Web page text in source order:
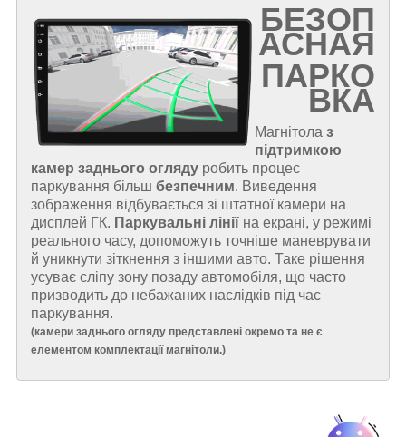
БЕЗОП
АСНАЯ
ПАРКО
ВКА
Магнітола з
підтримкою
камер заднього огляду робить процес
паркування більш безпечним. Виведення
зображення відбувається зі штатної камери на
дисплей ГК. Паркувальні лінії на екрані, у режимі
реального часу, допоможуть точніше маневрувати
й уникнути зіткнення з іншими авто. Таке рішення
усуває сліпу зону позаду автомобіля, що часто
призводить до небажаних наслідків під час
паркування.
(камери заднього огляду представлені окремо та не є
елементом комплектації магнітоли.)